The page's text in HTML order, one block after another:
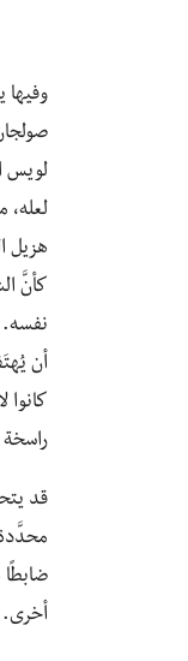
وفيها
لويس
لعله،
هزيل
كأنَّ
نفسه.
أن
راسخة
قد
ضابطًا
أخرى.